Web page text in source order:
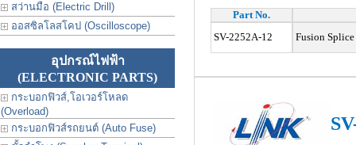
สว่านมือ (Electric Drill)
ออสซิลโลสโคป (Oscilloscope)
อุปกรณ์ไฟฟ้า
(ELECTRONIC PARTS)
กระบอกฟิวส์,โอเวอร์โหลด
(Overload)
กระบอกฟิวส์รถยนต์ (Auto Fuse)
Part No.
SV-2252A-12
Fusion Splice